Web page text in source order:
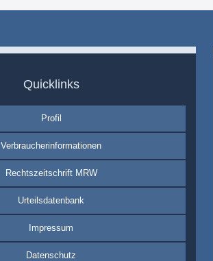
Quicklinks
Profil
Verbraucherinformationen
Rechtszeitschrift MRW
Urteilsdatenbank
Impressum
Datenschutz